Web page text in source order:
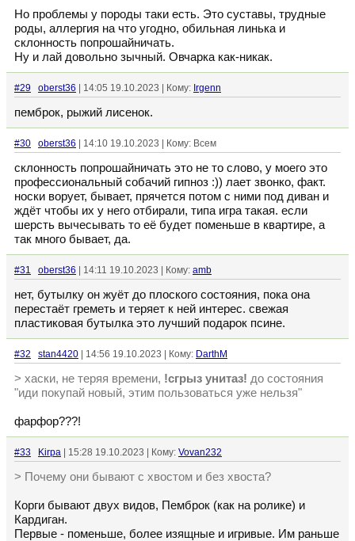
Но проблемы у породы таки есть. Это суставы, трудные
роды, аллергия на что угодно, обильная линька и
склонность попрошайничать.
Ну и лай довольно зычный. Овчарка как-никак.
#29 oberst36 | 14:05 19.10.2023 | Кому: Irgenn
пемброк, рыжий лисенок.
#30 oberst36 | 14:10 19.10.2023 | Кому: Всем
склонность попрошайничать это не то слово, у моего это
профессиональный собачий гипноз :)) лает звонко, факт.
носки ворует, бывает, прячется потом с ними под диван и
ждёт чтобы их у него отбирали, типа игра такая. если
шерсть вычесывать то её будет поменьше в квартире, а
так много бывает, да.
#31 oberst36 | 14:11 19.10.2023 | Кому: amb
нет, бутылку он жуёт до плоского состояния, пока она
перестаёт греметь и теряет к ней интерес. свежая
пластиковая бутылка это лучший подарок псине.
#32 stan4420 | 14:56 19.10.2023 | Кому: DarthM
> хаски, не теряя времени, !сгрыз унитаз! до состояния
"иди покупай новый, этим пользоваться уже нельзя"
фарфор???!
#33 Kirpa | 15:28 19.10.2023 | Кому: Vovan232
> Почему они бывают с хвостом и без хвоста?
Корги бывают двух видов, Пемброк (как на ролике) и
Кардиган.
Первые - поменьше, более изящные и игривые. Им раньше